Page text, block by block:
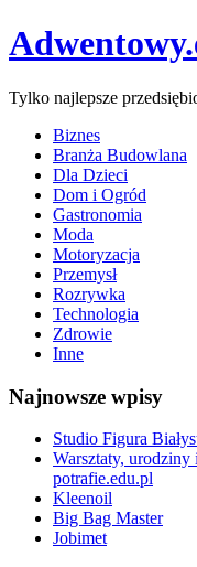
Tylko najlepsze
Biznes
Branża Budowlana
Dla Dzieci
Dom i Ogród
Gastronomia
Moda
Motoryzacja
Przemysł
Rozrywka
Technologia
Zdrowie
Inne
Najnowsze wpisy
Studio Figura
Warsztaty, urodziny
potrafie.edu.pl
Kleenoil
Big Bag Master
Jobimet